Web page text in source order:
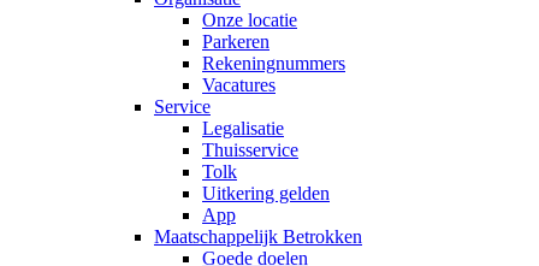
Onze locatie
Parkeren
Rekeningnummers
Vacatures
Service
Legalisatie
Thuisservice
Tolk
Uitkering gelden
App
Maatschappelijk Betrokken
Goede doelen